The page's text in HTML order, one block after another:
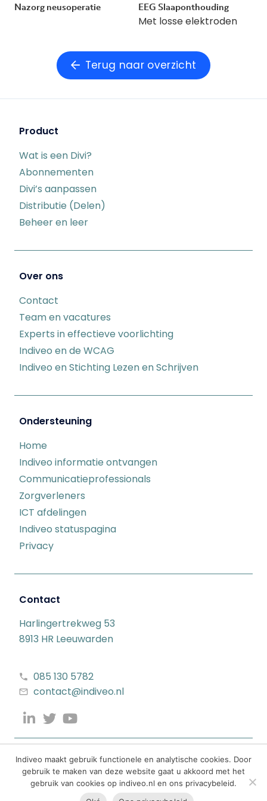
Nazorg neusoperatie EEG Slaaponthouding
Met losse elektroden
Terug naar overzicht
Product
Wat is een Divi?
Abonnementen
Divi’s aanpassen
Distributie (Delen)
Beheer en leer
Over ons
Contact
Team en vacatures
Experts in effectieve voorlichting
Indiveo en de WCAG
Indiveo en Stichting Lezen en Schrijven
Ondersteuning
Home
Indiveo informatie ontvangen
Communicatieprofessionals
Zorgverleners
ICT afdelingen
Indiveo statuspagina
Privacy
Contact
Harlingertrekweg 53
8913 HR Leeuwarden
085 130 5782
contact@indiveo.nl
Indiveo maakt gebruik functionele en analytische cookies. Door
gebruik te maken van deze website gaat u akkoord met het
gebruik van cookies op indiveo.nl en ons privacybeleid.